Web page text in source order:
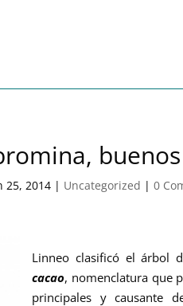
25, 2014 | Uncategorized |0
Linneo clasificó el árbol
cacao, nomenclatura que
principales y causante